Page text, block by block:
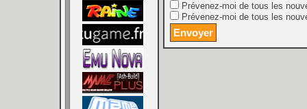
Prévenez-moi de tous les
Prévenez-moi de tous les